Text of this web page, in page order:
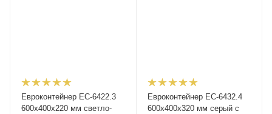
Евроконтейнер ЕС-6422.3
600х400х220 мм светло-
Евроконтейнер ЕС-6432.4
600х400х320 мм серый с